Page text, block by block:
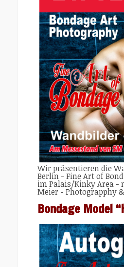
Wir präsentieren die
Berlin - Fine Art of
im Palais/Kinky Area -
Meier - Photograpphy
Bondage Model